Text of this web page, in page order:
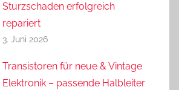
Sturzschaden erfolgreich
repariert
3. Juni 2026
Transistoren für neue & Vintage
Elektronik – passende Halbleiter